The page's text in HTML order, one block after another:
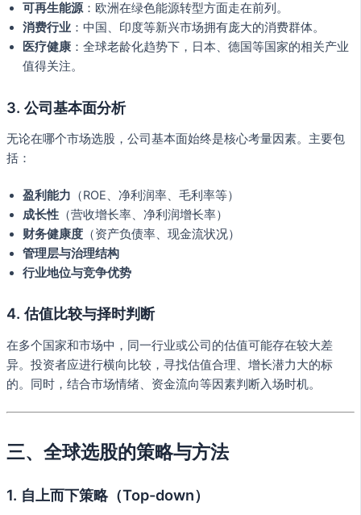
可再生能源：欧洲在绿色能源转型方面走在前列。
消费行业 ：中国、印度等新兴市场拥有庞大的消费群体。
医疗健康 ：全球老龄化趋势下，日本、德国等国家的相关产业
值得关注。
3. 公司基本面分析
无论在哪个市场选股，公司基本面始终是核心考量因素。主要包
括：
盈利能力 （ROE、净利润率、毛利率等）
成长性 （营收增长率、净利润增长率）
财务健康度 （资产负债率、现金流状况）
管理层与治理结构
行业地位与竞争优势
4. 估值比较与择时判断
在多个国家和市场中，同一行业或公司的估值可能存在较大差
异。投资者应进行横向比较，寻找估值合理、增长潜力大的标
的。同时，结合市场情绪、资金流向等因素判断入场时机。
三、全球选股的策略与方法
1. 自上而下策略（Top-down）